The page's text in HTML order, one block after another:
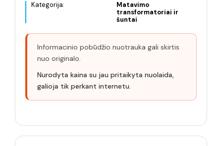
Kategorija:
Matavimo
transformatoriai ir
šuntai
Informacinio pobūdžio nuotrauka gali skirtis
nuo originalo.
Nurodyta kaina su jau pritaikyta nuolaida,
galioja tik perkant internetu.